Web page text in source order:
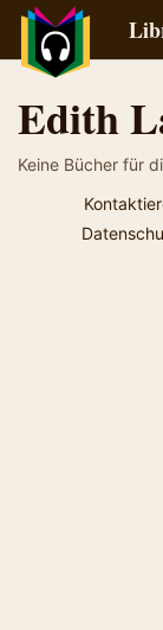
Edith
Keine Bücher für